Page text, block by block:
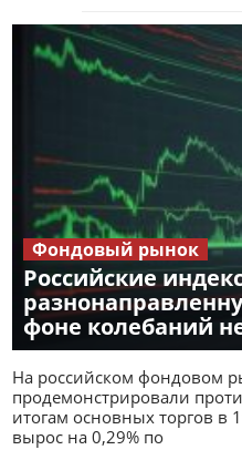
Российские
фоне колебаний
Фондовый рынок
На российском фондовом
продемонстрировали
итогам основных торгов в
вырос на 0,29% по